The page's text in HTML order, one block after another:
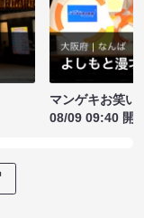
マンゲキお笑い
08/09 09:40 開